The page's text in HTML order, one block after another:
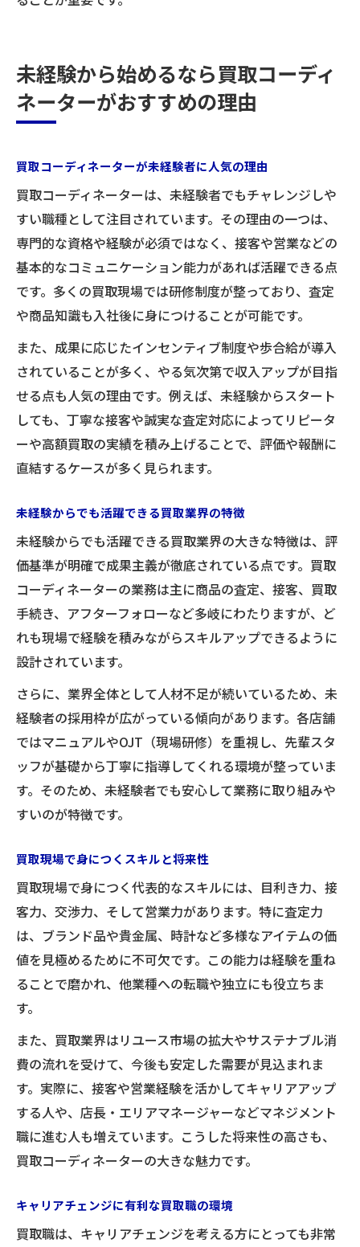
未経験から始めるなら買取コーディ
ネーターがおすすめの理由
買取コーディネーターが未経験者に人気の理由
買取コーディネーターは、未経験者でもチャレンジしや
すい職種として注目されています。その理由の一つは、
専門的な資格や経験が必須ではなく、接客や営業などの
基本的なコミュニケーション能力があれば活躍できる点
です。多くの買取現場では研修制度が整っており、査定
や商品知識も入社後に身につけることが可能です。
また、成果に応じたインセンティブ制度や歩合給が導入
されていることが多く、やる気次第で収入アップが目指
せる点も人気の理由です。例えば、未経験からスタート
しても、丁寧な接客や誠実な査定対応によってリピータ
ーや高額買取の実績を積み上げることで、評価や報酬に
直結するケースが多く見られます。
未経験からでも活躍できる買取業界の特徴
未経験からでも活躍できる買取業界の大きな特徴は、評
価基準が明確で成果主義が徹底されている点です。買取
コーディネーターの業務は主に商品の査定、接客、買取
手続き、アフターフォローなど多岐にわたりますが、ど
れも現場で経験を積みながらスキルアップできるように
設計されています。
さらに、業界全体として人材不足が続いているため、未
経験者の採用枠が広がっている傾向があります。各店舗
ではマニュアルやOJT（現場研修）を重視し、先輩スタ
ッフが基礎から丁寧に指導してくれる環境が整っていま
す。そのため、未経験者でも安心して業務に取り組みや
すいのが特徴です。
買取現場で身につくスキルと将来性
買取現場で身につく代表的なスキルには、目利き力、接
客力、交渉力、そして営業力があります。特に査定力
は、ブランド品や貴金属、時計など多様なアイテムの価
値を見極めるために不可欠です。この能力は経験を重ね
ることで磨かれ、他業種への転職や独立にも役立ちま
す。
また、買取業界はリユース市場の拡大やサステナブル消
費の流れを受けて、今後も安定した需要が見込まれま
す。実際に、接客や営業経験を活かしてキャリアアップ
する人や、店長・エリアマネージャーなどマネジメント
職に進む人も増えています。こうした将来性の高さも、
買取コーディネーターの大きな魅力です。
キャリアチェンジに有利な買取職の環境
買取職は、キャリアチェンジを考える方にとっても非常